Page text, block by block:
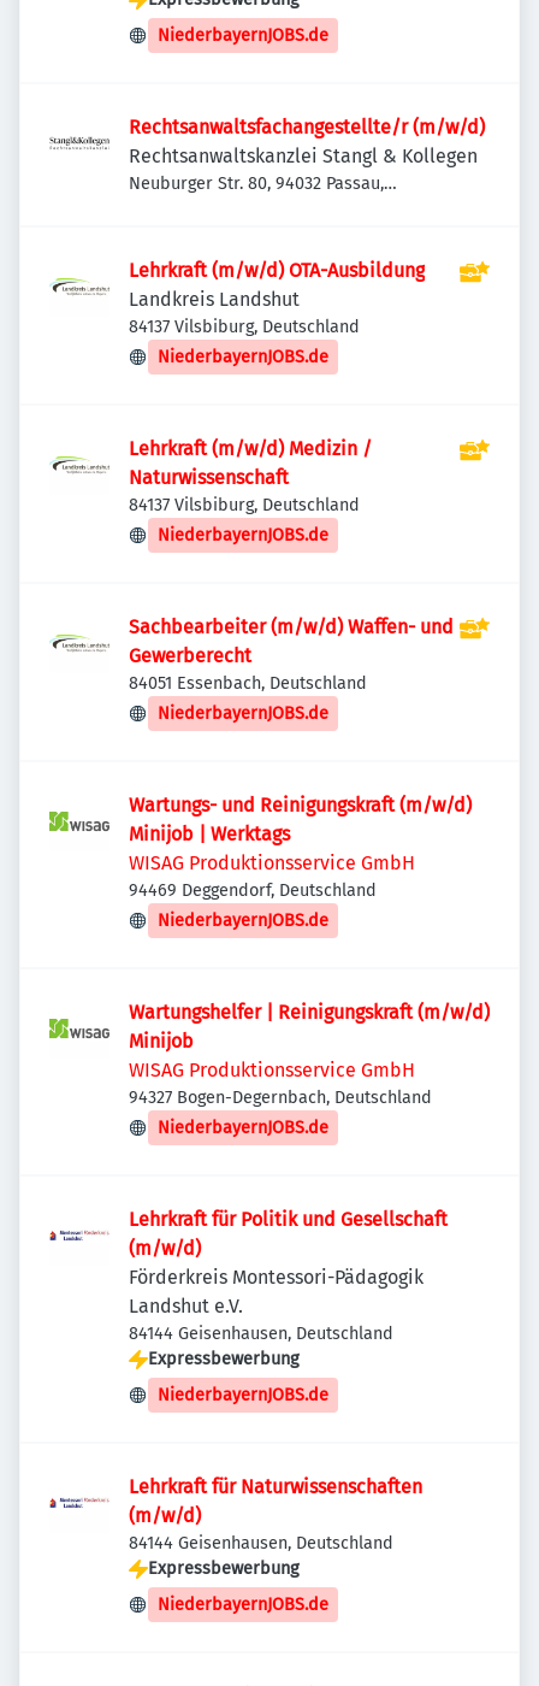
NiederbayernJOBS.de
Rechtsanwaltsfachangestellte/r (m/w/d)
Rechtsanwaltskanzlei Stangl & Kollegen
Neuburger Str. 80, 94032 Passau,
Lehrkraft (m/w/d) OTA-Ausbildung
Landkreis Landshut
84137 Vilsbiburg, Deutschland
NiederbayernJOBS.de
Lehrkraft (m/w/d) Medizin /
Naturwissenschaft
84137 Vilsbiburg, Deutschland
NiederbayernJOBS.de
Sachbearbeiter (m/w/d) Waffen- und
Gewerberecht
84051 Essenbach, Deutschland
NiederbayernJOBS.de
Wartungs- und Reinigungskraft (m/w/d)
Minijob | Werktags
WISAG Produktionsservice GmbH
94469 Deggendorf, Deutschland
NiederbayernJOBS.de
Wartungshelfer | Reinigungskraft (m/w/d)
Minijob
WISAG Produktionsservice GmbH
94327 Bogen-Degernbach, Deutschland
NiederbayernJOBS.de
Lehrkraft für Politik und Gesellschaft
(m/w/d)
Förderkreis Montessori-Pädagogik
Landshut e.V.
84144 Geisenhausen, Deutschland
Expressbewerbung
NiederbayernJOBS.de
Lehrkraft für Naturwissenschaften
(m/w/d)
84144 Geisenhausen, Deutschland
Expressbewerbung
NiederbayernJOBS.de